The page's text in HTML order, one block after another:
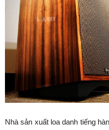
Nhà sản xuất loa danh tiếng